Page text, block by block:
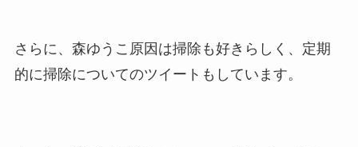
さらに、森ゆうこ原因は掃除も好きらしく、定期
的に掃除についてのツイートもしています。